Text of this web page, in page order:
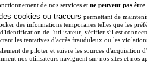
d’avis après avoir accepté une
de nos services et ne peuvent pas être
cookies ou traceurs permettant de
des informations temporaires telles que les
de l'utilisateur, vérifier s'il est
les tentatives d'accès frauduleux ou les
de piloter et suivre les sources d'acquisition
nos utilisateurs naviguent sur nos sites et nos